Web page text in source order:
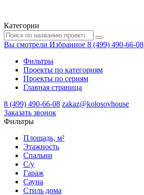
Категории
Вы смотрели Избранное 8 (499) 490-66-08
Фильтры
Проекты по категориям
Проекты по сериям
Главная страница
8 (499) 490-66-08 zakaz@kolosovhouse
3аказать звонок
Фильтры
Площадь, м²
Этажность
Спальни
С/у
Гараж
Сауна
Стиль дома